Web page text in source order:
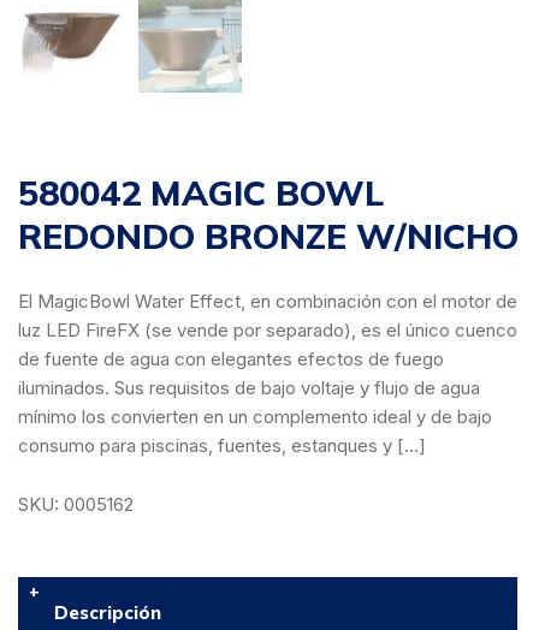
580042 MAGIC BOWL
REDONDO BRONZE W/NICHO
El MagicBowl Water Effect, en combinación con el motor de
luz LED FireFX (se vende por separado), es el único cuenco
de fuente de agua con elegantes efectos de fuego
iluminados. Sus requisitos de bajo voltaje y flujo de agua
mínimo los convierten en un complemento ideal y de bajo
consumo para piscinas, fuentes, estanques y […]
SKU: 0005162
Descripción